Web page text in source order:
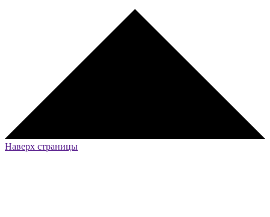
Наверх страницы